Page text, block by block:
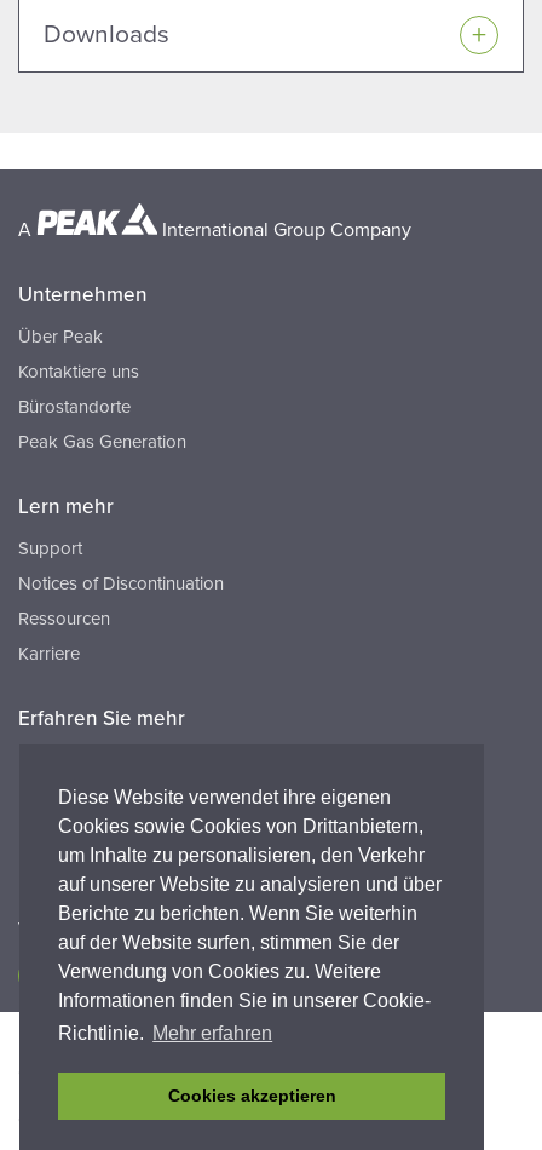
Diese Website verwendet ihre eigenen
Cookies sowie Cookies von Drittanbietern,
um Inhalte zu personalisieren, den Verkehr
auf unserer Website zu analysieren und über
Berichte zu berichten. Wenn Sie weiterhin
auf der Website surfen, stimmen Sie der
Verwendung von Cookies zu. Weitere
Informationen finden Sie in unserer Cookie-
Richtlinie. Mehr erfahren
Cookies akzeptieren
Downloads
A International Group Company
Unternehmen
Über Peak
Kontaktiere uns
Bürostandorte
Peak Gas Generation
Lern mehr
Support
Notices of Discontinuation
Ressourcen
Karriere
Erfahren Sie mehr
FAQ's
Peak HQ tel:+44 141 812 8100
Peak GmbH tel:+49 (0) 2421 694 5811
Verbinde dich mit uns
Barrierefreiheit Datenschutz-Bestimmungen
Garantieerklärung
Geschäftsbedingungen Einhaltung
© Copyright 2026 Peak Scientific Instruments. All rights